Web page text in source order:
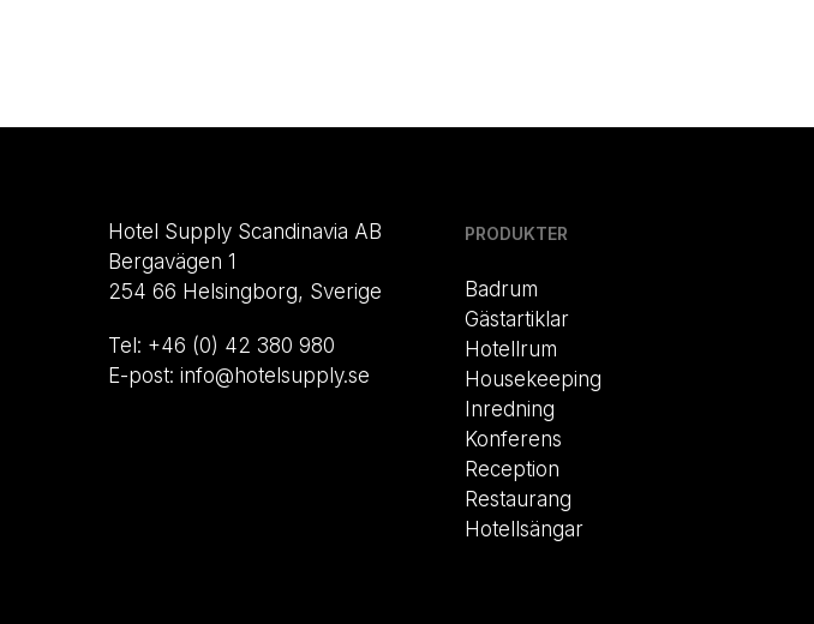
Hotel Supply Scandinavia AB
Bergavägen 1
254 66 Helsingborg, Sverige
Tel: +46 (0) 42 380 980
E-post: info@hotelsupply.se
PRODUKTER
Badrum
Gästartiklar
Hotellrum
Housekeeping
Inredning
Konferens
Reception
Restaurang
Hotellsängar